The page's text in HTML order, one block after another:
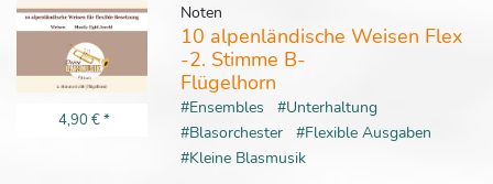
4,90 €*
Noten
10 alpenländische Weisen Flex
-2. Stimme B-
Flügelhorn
#Ensembles
#Unterhaltung
#Blasorchester
#Flexible Ausgaben
#Kleine Blasmusik